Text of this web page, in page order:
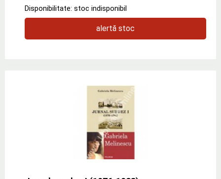
Disponibilitate: stoc indisponibil
alertă stoc